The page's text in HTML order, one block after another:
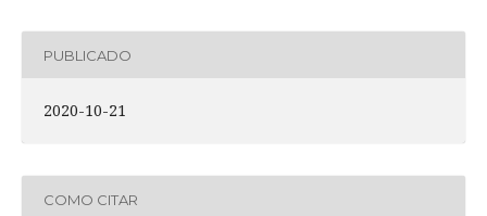
PUBLICADO
2020-10-21
COMO CITAR